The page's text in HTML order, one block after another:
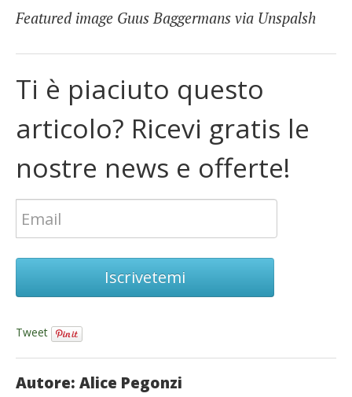
Featured image Guus Baggermans via Unspalsh
Ti è piaciuto questo
articolo? Ricevi gratis le
nostre news e offerte!
Iscrivetemi
Tweet
Autore: Alice Pegonzi